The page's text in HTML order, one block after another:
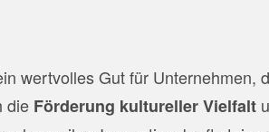
wertvolles Gut für Unternehmen,
die Förderung kultureller Vielfalt